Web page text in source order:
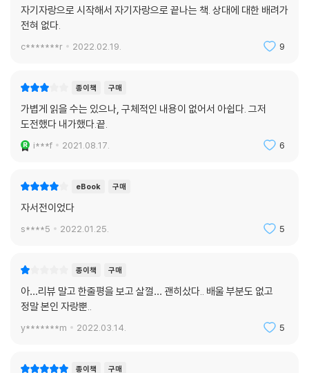
자기자랑으로 시작해서 자기자랑으로 끝나는 책. 상대에 대한 배려가
전혀 없다.
c*******r 2022.02.19. 9
종이책 구매
가볍게 읽을 수는 있으나, 구체적인 내용이 없어서 아쉽다. 그저
도전했다 내가했다.끝.
i***f 2021.08.17. 6
eBook 구매
자서전이었다
s****5 2022.01.25. 5
종이책 구매
아…리뷰 말고 한줄평을 보고 살껄… 괜히샀다.. 배울 부분도 없고
정말 본인 자랑뿐..
y*******m 2022.03.14. 5
종이책 구매